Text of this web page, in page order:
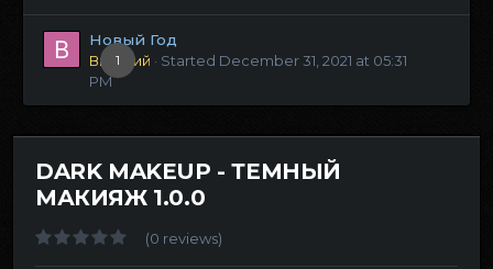
1
Новый Год
Виталий · Started December 31, 2021 at 05:31
PM
DARK MAKEUP - ТЕМНЫЙ
МАКИЯЖ 1.0.0
(0 reviews)